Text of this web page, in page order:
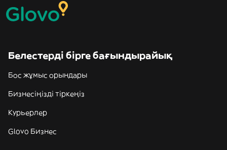
Белестерді бірге бағындырайық
Бос жұмыс орындары
Бизнесіңізді тіркеңіз
Курьерлер
Glovo Бизнес